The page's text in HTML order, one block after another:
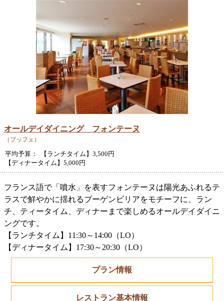
オールデイダイニング フォンテーヌ
（ブッフェ）
平均予算： 【ランチタイム】3,500円
【ディナータイム】5,000円
フランス語で「噴水」を表すフォンテーヌは陽光あふれるテ
ラスで鮮やかに揺れるブーゲンビリアをモチーフに、ラン
チ、ティータイム、ディナーまで楽しめるオールデイダイニ
ングです。
【ランチタイム】11:30～14:00（LO）
【ディナータイム】17:30～20:30（LO）
プラン情報
レストラン基本情報